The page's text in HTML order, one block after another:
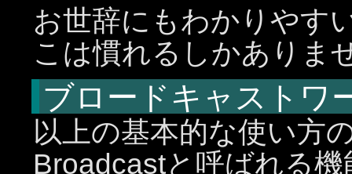
お世辞にもわかりやす
こは慣れるしかありま
ブロードキャストワ
以上の基本的な使い方
Broadcastと呼ばれる